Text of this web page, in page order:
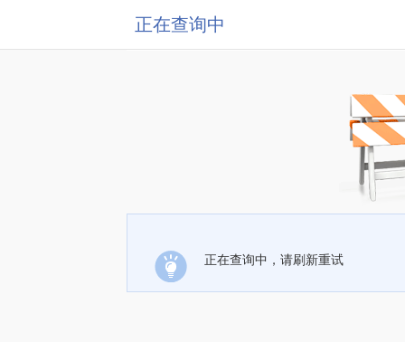
正在查询中
正在查询中，请刷新重试